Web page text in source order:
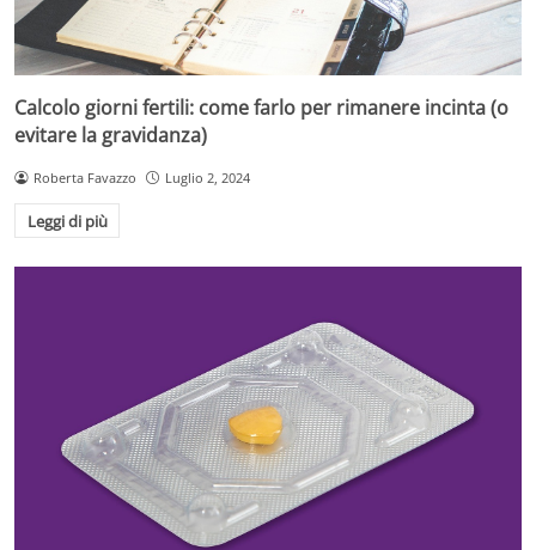
Calcolo giorni fertili: come farlo per rimanere incinta (o
evitare la gravidanza)
Roberta Favazzo Luglio 2, 2024
Leggi di più